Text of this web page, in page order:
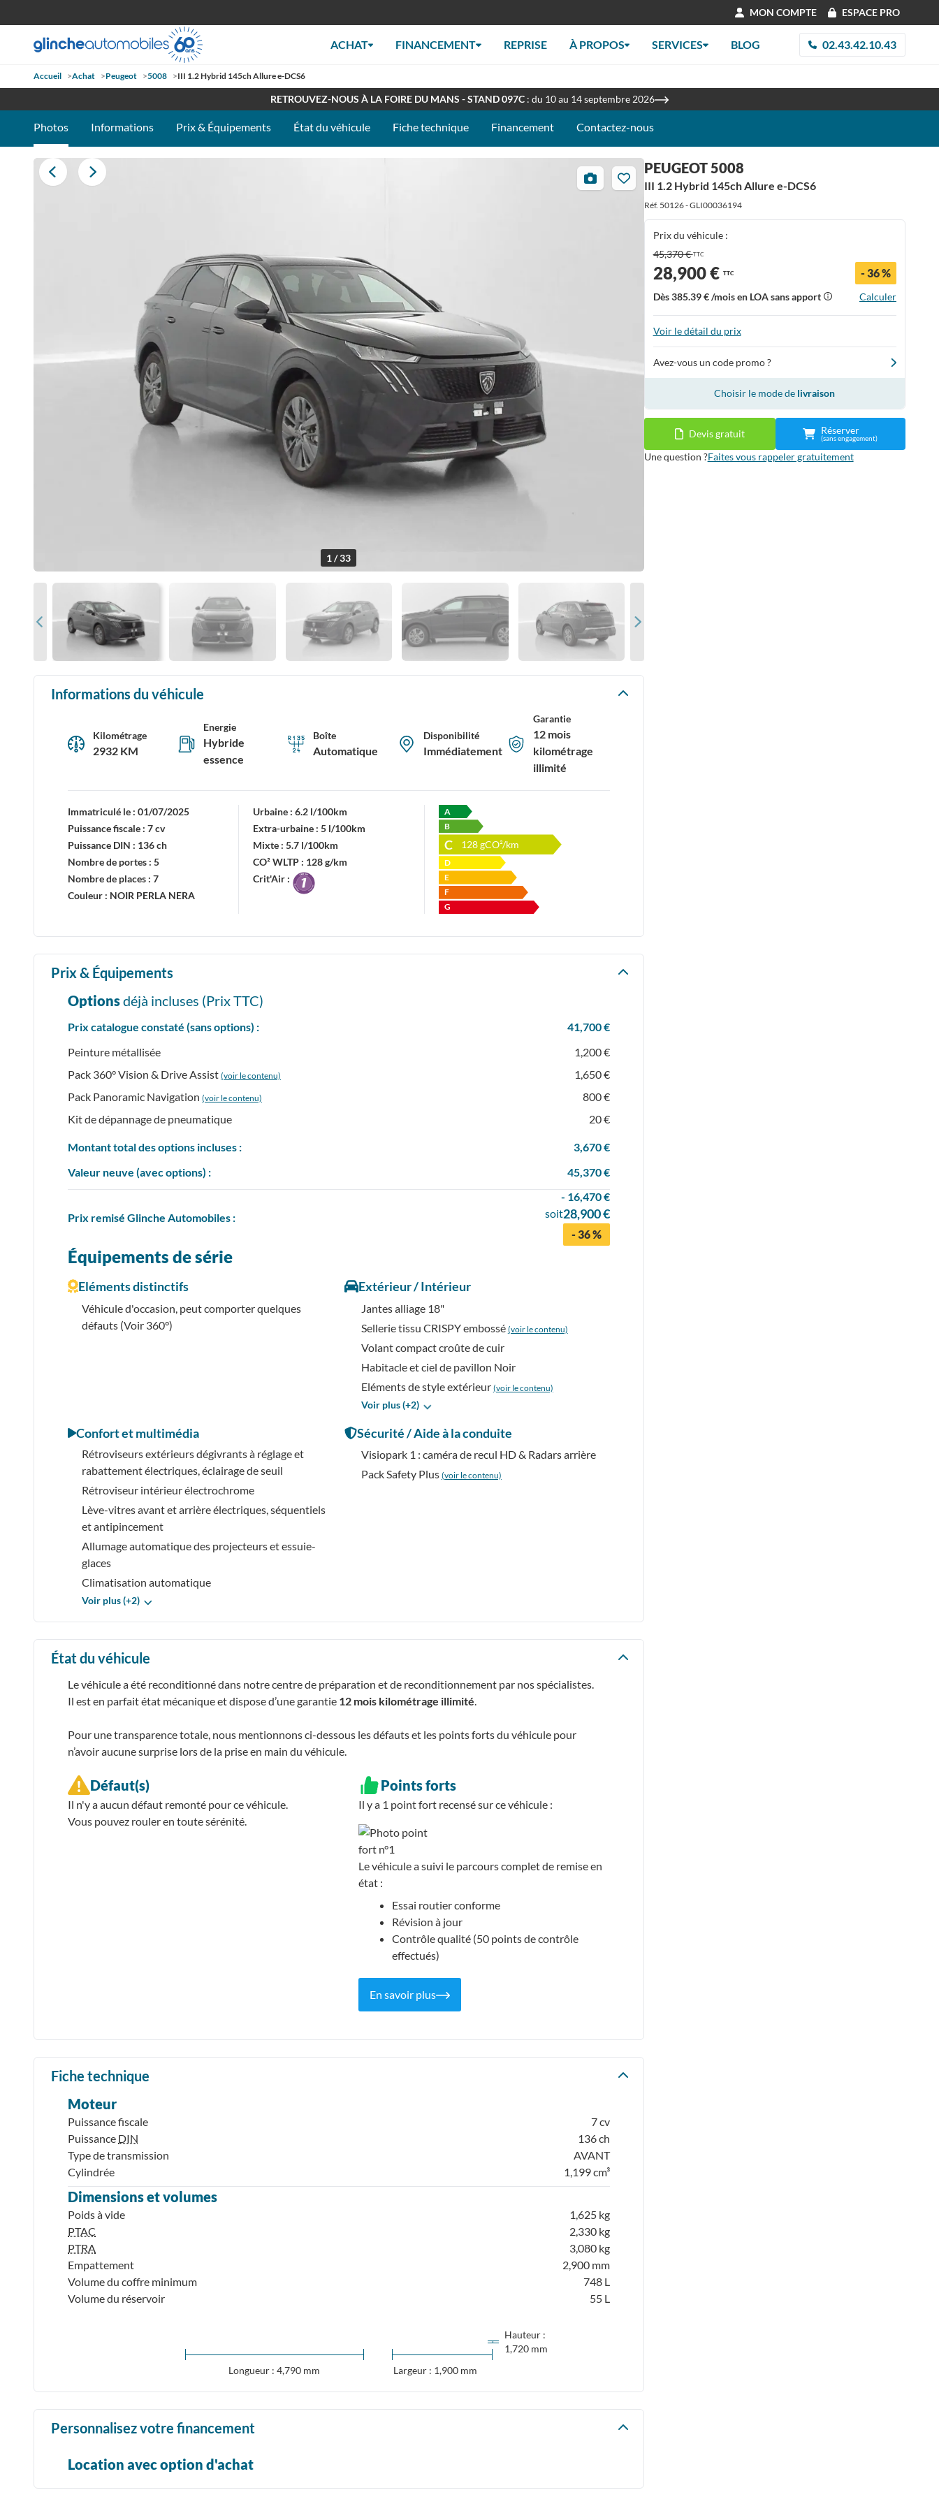
MON COMPTE ESPACE PRO
ACHAT FINANCEMENT REPRISE À PROPOS SERVICES BLOG 02.43.42.10.43
Accueil >Achat >Peugeot >5008 >III 1.2 Hybrid 145ch Allure e-DCS6
RETROUVEZ-NOUS À LA FOIRE DU MANS - STAND 097C : du 10 au 14 septembre 2026
OUVERT TOUT L'ÉTÉ
Photos Informations Prix & Équipements État du véhicule Fiche technique Financement Contactez-nous
33
photos
1 / 33
Informations du véhicule
Kilométrage
2932 KM
Energie
Hybride
essence
Boîte
Automatique
Disponibilité
Immédiatement
Garantie
12 mois
kilométrage
illimité
Immatriculé le : 01/07/2025
Puissance fiscale : 7 cv
Puissance DIN : 136 ch
Nombre de portes : 5
Nombre de places : 7
Couleur : NOIR PERLA NERA
Urbaine :6.2 l/100km
Extra-urbaine :5 l/100km
Mixte :5.7 l/100km
CO² WLTP : 128 g/km
Crit'Air :
A
B
C 128gCO²/km
D
E
F
G
Prix & Équipements
Optionsdéjà incluses (PrixTTC)
Prix catalogue constaté (sans options) :
41,700 €
Peinture métallisée
1,200 €
Pack 360° Vision & Drive Assist (voir le contenu)
1,650 €
Pack Panoramic Navigation (voir le contenu)
800 €
Kit de dépannage de pneumatique
20 €
Montant total des options incluses :
3,670 €
Valeur neuve (avec options) :
45,370 €
Prix remisé Glinche Automobiles :
- 16,470 €
soit28,900 €
- 36 %
Équipements de série
Eléments distinctifs
Véhicule d'occasion, peut comporter quelques
défauts (Voir 360°)
Extérieur / Intérieur
Jantes alliage 18"
Sellerie tissu CRISPY embossé (voir le contenu)
Volant compact croûte de cuir
Habitacle et ciel de pavillon Noir
Eléments de style extérieur (voir le contenu)
Voir plus (+2)
Confort et multimédia
Rétroviseurs extérieurs dégivrants à réglage et
rabattement électriques, éclairage de seuil
Rétroviseur intérieur électrochrome
Lève-vitres avant et arrière électriques, séquentiels
et antipincement
Allumage automatique des projecteurs et essuie-
glaces
Climatisation automatique
Voir plus (+2)
Sécurité / Aide à la conduite
Visiopark 1 : caméra de recul HD & Radars arrière
Pack Safety Plus (voir le contenu)
État du véhicule
Le véhicule a été reconditionné dans notre centre de préparation et de reconditionnement par nos spécialistes.
Il est en parfait état mécanique et dispose d’une garantie 12 mois kilométrage illimité.
Pour une transparence totale, nous mentionnons ci-dessous les défauts et les points forts du véhicule pour
n’avoir aucune surprise lors de la prise en main du véhicule.
Défaut(s)
Il n'y a aucun défaut remonté pour ce véhicule.
Vous pouvez rouler en toute sérénité.
Points forts
Il y a 1 point fort recensésur ce véhicule :
Le véhicule a suivi le parcours complet de remise en
état :
Essai routier conforme
Révision à jour
Contrôle qualité (50 points de contrôle
effectués)
En savoir plus
Fiche technique
Moteur
Puissance fiscale
7 cv
Puissance DIN
136 ch
Type de transmission
AVANT
Cylindrée
1,199 cm³
Dimensions et volumes
Poids à vide
1,625 kg
PTAC
2,330 kg
PTRA
3,080 kg
Empattement
2,900 mm
Volume du coffre minimum
748 L
Volume du réservoir
55 L
Longueur : 4,790 mm
Hauteur :
1,720 mm
Largeur : 1,900 mm
Personnalisez votre financement
Location avec option d'achat
PEUGEOT 5008
III 1.2 Hybrid 145ch Allure e-DCS6
Réf. 50126 - GLI00036194
Prix du véhicule :
45,370 €TTC
28,900 € TTC - 36 %
Dès385.39 €/mois en LOA sans apport Calculer
Voir le détail du prix
Avez-vous un code promo ?
Choisir le mode de livraison
Devis gratuit Réserver
(sans engagement)
Une question ?Faites vous rappeler gratuitement